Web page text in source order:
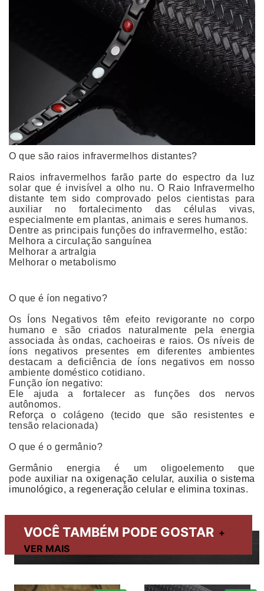
O que são raios infravermelhos distantes?
Raios infravermelhos farão parte do espectro da luz
solar que é invisível a olho nu. O Raio Infravermelho
distante tem sido comprovado pelos cientistas para
auxiliar no fortalecimento das células vivas,
especialmente em plantas, animais e seres humanos.
Dentre as principais funções do infravermelho, estão:
Melhora a circulação sanguínea
Melhorar a artralgia
Melhorar o metabolismo
O que é íon negativo?
Os Íons Negativos têm efeito revigorante no corpo
humano e são criados naturalmente pela energia
associada às ondas, cachoeiras e raios. Os níveis de
íons negativos presentes em diferentes ambientes
destacam a deficiência de íons negativos em nosso
ambiente doméstico cotidiano.
Função íon negativo:
Ele ajuda a fortalecer as funções dos nervos
autônomos.
Reforça o colágeno (tecido que são resistentes e
tensão relacionada)
O que é o germânio?
Germânio energia é um oligoelemento que
podeauxiliar na oxigenação celular, auxilia o sistema
imunológico, a regeneração celular e elimina toxinas.
VOCÊ TAMBÉM PODE GOSTAR